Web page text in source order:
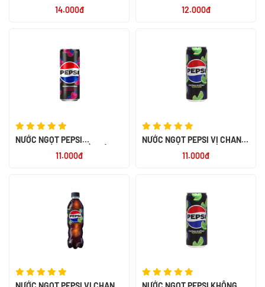
NK THÁI LAN14.000đ 12.000đ
NƯỚC NGỌT PEPSI
SLEEK LON 320ML
11.000đ
NƯỚC NGỌT PEPSI VỊ CHANH
11.000đ